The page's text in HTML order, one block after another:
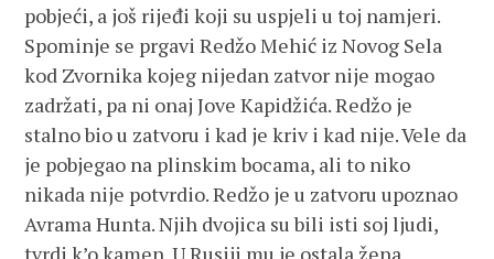
pobjeći, a još rijeđi koji su uspjeli u toj namjeri.
Spominje se prgavi Redžo Mehić iz Novog Sela
kod Zvornika kojeg nijedan zatvor nije mogao
zadržati, pa ni onaj Jove Kapidžića. Redžo je
stalno bio u zatvoru i kad je kriv i kad nije. Vele da
je pobjegao na plinskim bocama, ali to niko
nikada nije potvrdio. Redžo je u zatvoru upoznao
Avrama Hunta. Njih dvojica su bili isti soj ljudi,
tvrdi k’o kamen. U Rusiji mu je ostala žena